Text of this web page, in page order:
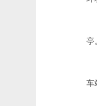
亭
(
车